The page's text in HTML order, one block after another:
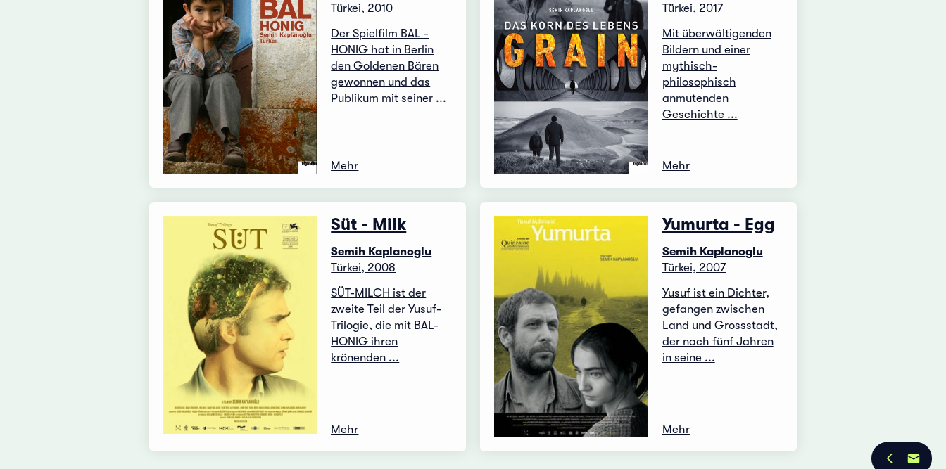
Türkei, 2010
Der Spielfilm BAL -
HONIG hat in Berlin
den Goldenen Bären
gewonnen und das
Publikum mit seiner ...
Mehr
Türkei, 2017
Mit überwältigenden
Bildern und einer
mythisch-
philosophisch
anmutenden
Geschichte ...
Mehr
Süt - Milk
Semih Kaplanoglu
Türkei, 2008
SÜT-MILCH ist der
zweite Teil der Yusuf-
Trilogie, die mit BAL-
HONIG ihren
krönenden ...
Mehr
Yumurta - Egg
Semih Kaplanoglu
Türkei, 2007
Yusuf ist ein Dichter,
gefangen zwischen
Land und Grossstadt,
der nach fünf Jahren
in seine ...
Mehr